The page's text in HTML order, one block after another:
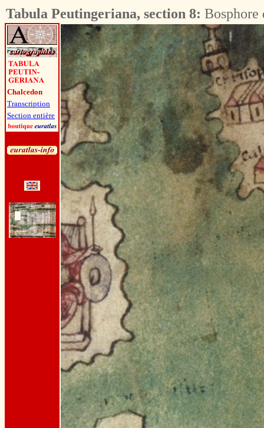
Tabula Peutingeriana, section 8: Bosphore
Chalcedon
Transcription
Section entière